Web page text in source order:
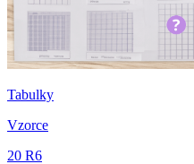
Tabulky
Vzorce
20 R6